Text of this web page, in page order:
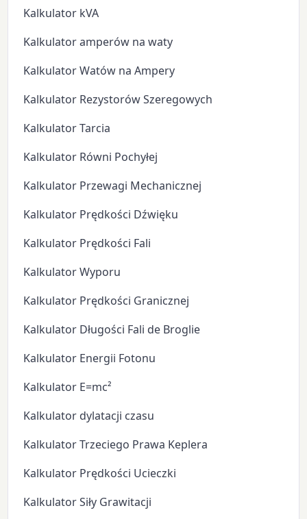
Kalkulator kVA
Kalkulator amperów na waty
Kalkulator Watów na Ampery
Kalkulator Rezystorów Szeregowych
Kalkulator Tarcia
Kalkulator Równi Pochyłej
Kalkulator Przewagi Mechanicznej
Kalkulator Prędkości Dźwięku
Kalkulator Prędkości Fali
Kalkulator Wyporu
Kalkulator Prędkości Granicznej
Kalkulator Długości Fali de Broglie
Kalkulator Energii Fotonu
Kalkulator E=mc²
Kalkulator dylatacji czasu
Kalkulator Trzeciego Prawa Keplera
Kalkulator Prędkości Ucieczki
Kalkulator Siły Grawitacji